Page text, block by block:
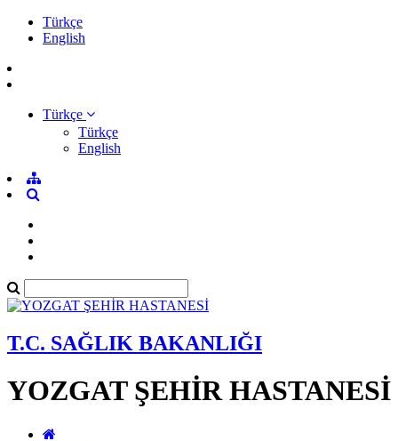
Türkçe
English
Türkçe
Türkçe
English
T.C. SAĞLIK BAKANLIĞI
YOZGAT ŞEHİR HASTANESİ